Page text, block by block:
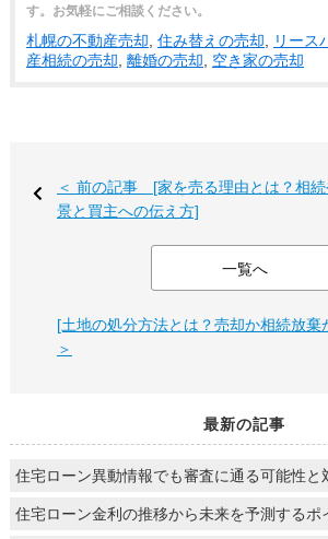
す。お気軽にご相談ください。
札幌の不動産売却 住み替えの売却 リース
産相続の売却 離婚の売却 空き家の売却
＜ 前の記事 [家を売る理由とは？相
景と買主への伝え方]
一覧へ
[土地の処分方法とは？売却か相続放
＞
最新の記事
住宅ローン異動情報でも審査に通る可能性と
住宅ローン金利の推移から未来を予測するポ